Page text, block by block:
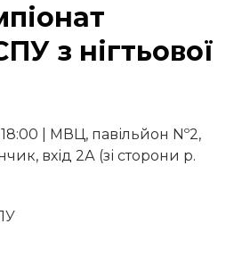
з нігтьової
| МВЦ, павільйон Nº2,
вхід 2А (зі сторони р.